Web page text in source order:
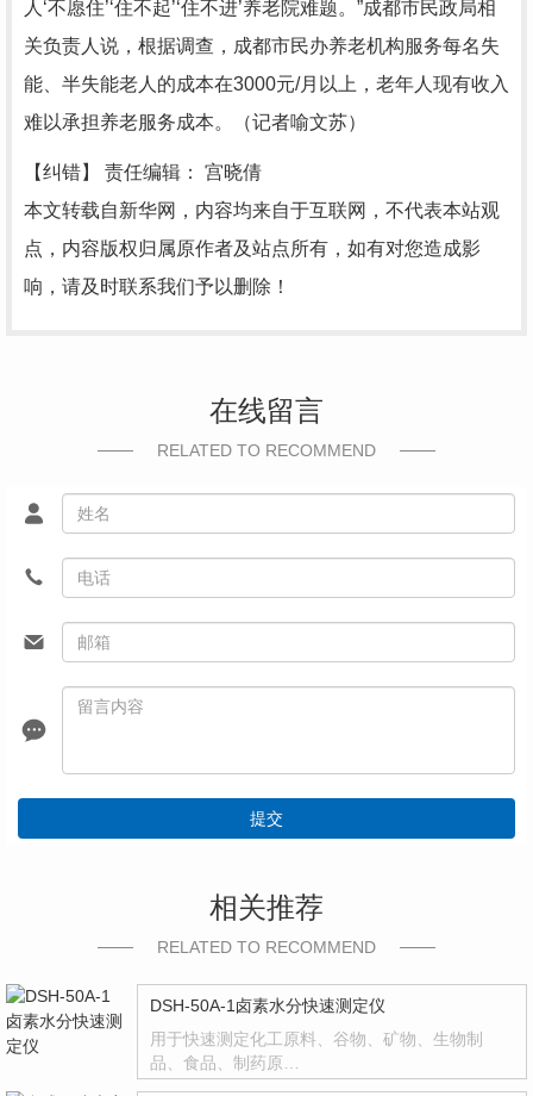
人‘不愿住’‘住不起’‘住不进’养老院难题。”成都市民政局相
关负责人说，根据调查，成都市民办养老机构服务每名失
能、半失能老人的成本在3000元/月以上，老年人现有收入
难以承担养老服务成本。（记者喻文苏）
【纠错】 责任编辑： 宫晓倩
本文转载自新华网，内容均来自于互联网，不代表本站观
点，内容版权归属原作者及站点所有，如有对您造成影
响，请及时联系我们予以删除！
在线留言
RELATED TO RECOMMEND
提交
相关推荐
RELATED TO RECOMMEND
DSH-50A-1卤素水分快速测定仪
用于快速测定化工原料、谷物、矿物、生物制
品、食品、制药原…